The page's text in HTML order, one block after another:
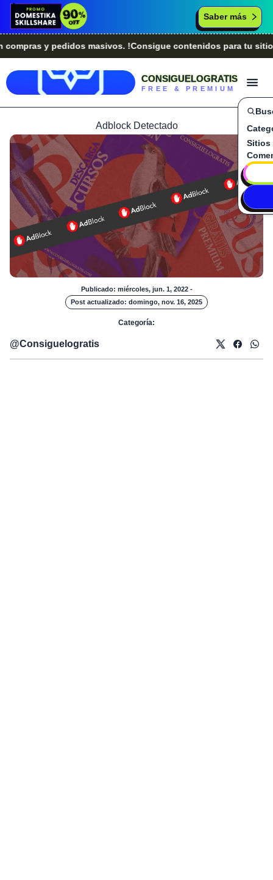
Saber más
y pedidos masivos. !Consigue contenidos para tu sitio
CONSIGUELOGRATIS
FREE & PREMIUM
Sitios
Adblock Detectado
Publicado: miércoles, jun. 1, 2022 -
Post actualizado: domingo, nov. 16, 2025
Categoría:
@Consiguelogratis